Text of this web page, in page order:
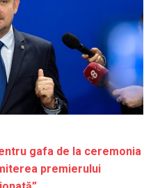
gafa de la ceremonia
premierului